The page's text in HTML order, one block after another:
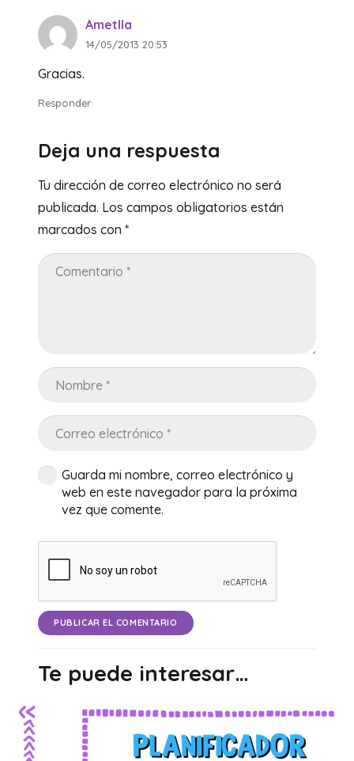
Ametlla
14/05/2013 20:53
Gracias.
Responder
Deja una respuesta
Tu dirección de correo electrónico no será
publicada. Los campos obligatorios están
marcados con *
Guarda mi nombre, correo electrónico y
web en este navegador para la próxima
vez que comente.
PUBLICAR EL COMENTARIO
Te puede interesar…